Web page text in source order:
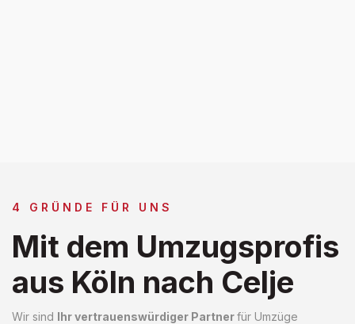
4 GRÜNDE FÜR UNS
Mit dem Umzugsprofis
aus Köln nach Celje
Wir sind Ihr vertrauenswürdiger Partnerfür Umzüge